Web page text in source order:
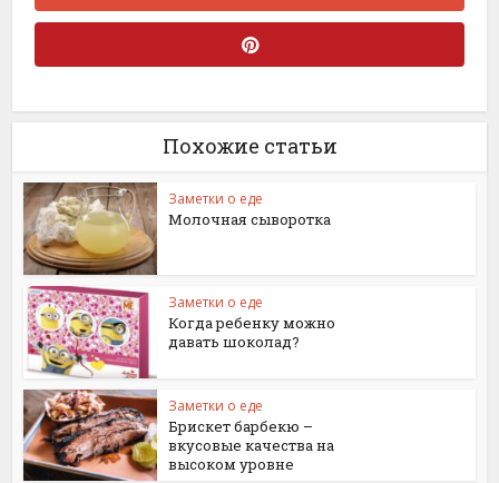
Похожие статьи
Заметки о еде
Молочная сыворотка
Заметки о еде
Когда ребенку можно
давать шоколад?
Заметки о еде
Брискет барбекю –
вкусовые качества на
высоком уровне